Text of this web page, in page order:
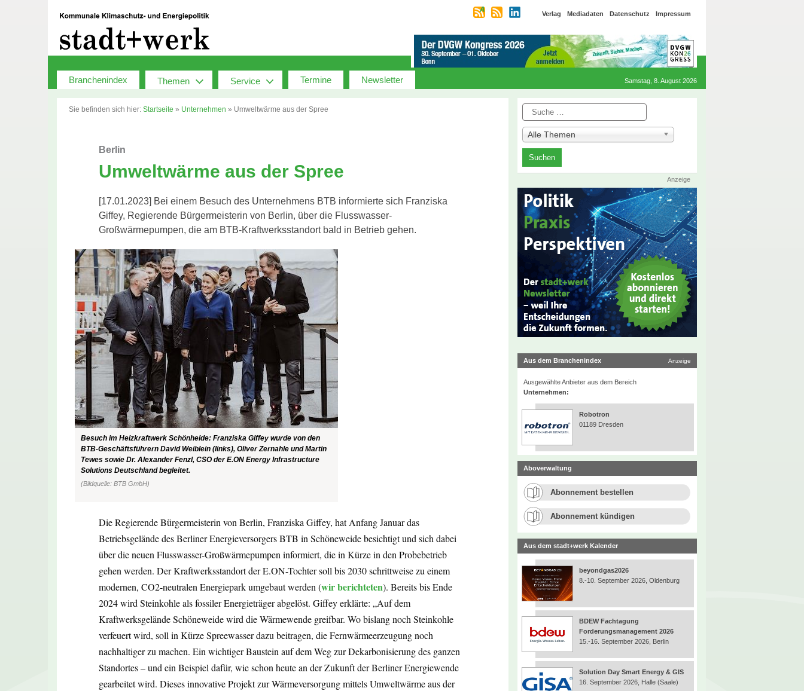
Verlag Mediadaten Datenschutz Impressum
Branchenindex Themen Service Termine Newsletter Samstag, 8. August 2026
Sie befinden sich hier: Startseite » Unternehmen » Umweltwärme aus der Spree
Berlin
Umweltwärme aus der Spree
[17.01.2023] Bei einem Besuch des Unternehmens BTB informierte sich Franziska
Giffey, Regierende Bürgermeisterin von Berlin, über die Flusswasser-
Großwärmepumpen, die am BTB-Kraftwerksstandort bald in Betrieb gehen.
Besuch im Heizkraftwerk Schönheide: Franziska Giffey wurde von den
BTB-Geschäftsführern David Weiblein (links), Oliver Zernahle und Martin
Tewes sowie Dr. Alexander Fenzl, CSO der E.ON Energy Infrastructure
Solutions Deutschland begleitet.
(Bildquelle: BTB GmbH)
Die Regierende Bürgermeisterin von Berlin, Franziska Giffey, hat Anfang Januar das
Betriebsgelände des Berliner Energieversorgers BTB in Schöneweide besichtigt und sich dabei
über die neuen Flusswasser-Großwärmepumpen informiert, die in Kürze in den Probebetrieb
gehen werden. Der Kraftwerksstandort der E.ON-Tochter soll bis 2030 schrittweise zu einem
modernen, CO2-neutralen Energiepark umgebaut werden (wir berichteten). Bereits bis Ende
2024 wird Steinkohle als fossiler Energieträger abgelöst. Giffey erklärte: „Auf dem
Kraftwerksgelände Schöneweide wird die Wärmewende greifbar. Wo bislang noch Steinkohle
verfeuert wird, soll in Kürze Spreewasser dazu beitragen, die Fernwärmeerzeugung noch
nachhaltiger zu machen. Ein wichtiger Baustein auf dem Weg zur Dekarbonisierung des ganzen
Standortes – und ein Beispiel dafür, wie schon heute an der Zukunft der Berliner Energiewende
gearbeitet wird. Dieses innovative Projekt zur Wärmeversorgung mittels Umweltwärme aus der
Suche
Alle Themen
Anzeige
Aus dem Branchenindex Anzeige
Ausgewählte Anbieter aus dem Bereich
Unternehmen:
Robotron
01189 Dresden
Aboverwaltung
Abonnement bestellen
Abonnement kündigen
Aus dem stadt+werk Kalender
beyondgas2026
8.-10. September 2026, Oldenburg
BDEW Fachtagung
Forderungsmanagement 2026
15.-16. September 2026, Berlin
Solution Day Smart Energy & GIS
16. September 2026, Halle (Saale)